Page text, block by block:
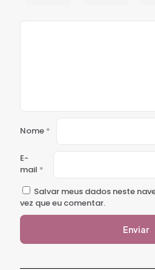
Nome *
E-
mail *
Salvar meus dados neste
vez que eu comentar.